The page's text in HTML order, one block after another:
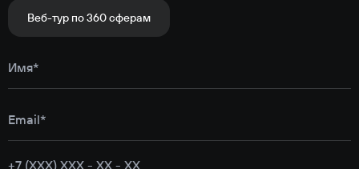
Веб-тур по 360 сферам